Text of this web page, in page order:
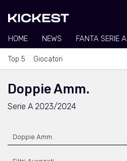
HOME NEWS FANTA SERIE A
Top 5 Giocatori
Doppie Amm.
Serie A 2023/2024
Doppie Amm.